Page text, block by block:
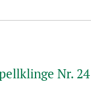
Nr. 24